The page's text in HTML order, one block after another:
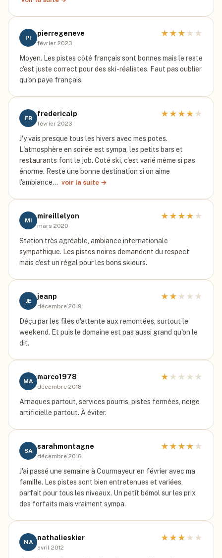
PI
pierregeneve
février 2023
★ ★ ★ ★ ★
Moyen. Les pistes côté français sont bonnes mais le reste
c'est juste correct pour des ski-réalistes. Faut pas oublier
qu'on paye français.
FR
fredericalp
février 2023
★ ★ ★ ★ ★
J'y vais presque tous les hivers avec mes potes.
L'atmosphère en soirée est sympa, les petits bars et
restaurants font le job. Coté ski, c'est varié même si pas
énorme. Reste une bonne destination si on aime
l'ambiance… voir la suite →
MI
mireillelyon
mars 2020
★ ★ ★ ★ ★
Station très agréable, ambiance internationale
sympathique. Les pistes noires demandent du respect
mais c'est un régal pour les bons skieurs.
JE
jeanp
décembre 2019
★ ★ ★ ★ ★
Déçu par les files d'attente aux remontées, surtout le
weekend. Et puis le domaine est pas aussi grand qu'on le
dit.
MA
marco1978
décembre 2018
★ ★ ★ ★ ★
Arnaques partout, services pourris, pistes fermées, neige
artificielle partout. À éviter.
SA
sarahmontagne
décembre 2016
★ ★ ★ ★ ★
J'ai passé une semaine à Courmayeur en février avec ma
famille. Les pistes sont bien entretenues et variées,
parfait pour tous les niveaux. Un petit bémol sur les prix
des forfaits mais vraiment sympa.
NA
nathalieskier
avril 2012
★ ★ ★ ★ ★